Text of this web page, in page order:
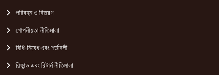
পরিবহন ও বিতরণ
গোপনীয়তা নীতিমালা
বিধি-নিষেধ এবং শর্তাবলী
রিফান্ড এবং রিটার্ন নীতিমালা